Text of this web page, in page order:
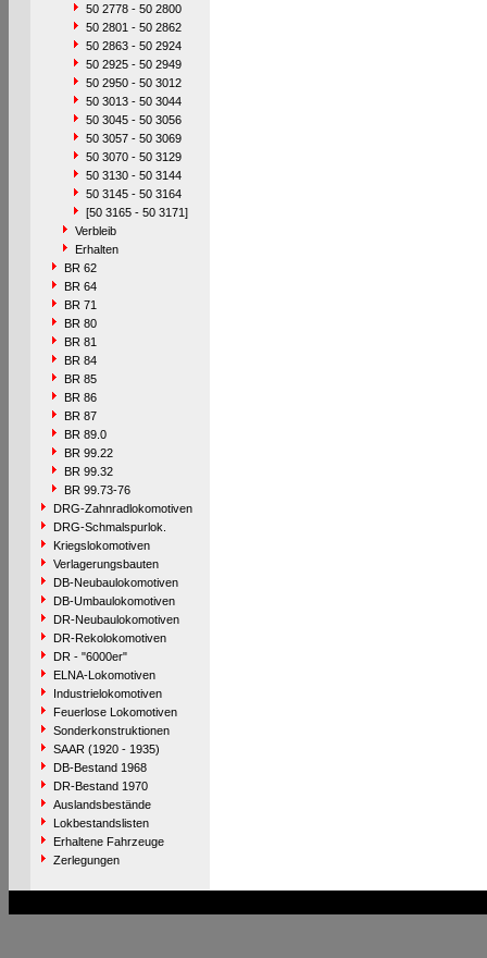
50 2778 - 50 2800
50 2801 - 50 2862
50 2863 - 50 2924
50 2925 - 50 2949
50 2950 - 50 3012
50 3013 - 50 3044
50 3045 - 50 3056
50 3057 - 50 3069
50 3070 - 50 3129
50 3130 - 50 3144
50 3145 - 50 3164
[50 3165 - 50 3171]
Verbleib
Erhalten
BR 62
BR 64
BR 71
BR 80
BR 81
BR 84
BR 85
BR 86
BR 87
BR 89.0
BR 99.22
BR 99.32
BR 99.73-76
DRG-Zahnradlokomotiven
DRG-Schmalspurlok.
Kriegslokomotiven
Verlagerungsbauten
DB-Neubaulokomotiven
DB-Umbaulokomotiven
DR-Neubaulokomotiven
DR-Rekolokomotiven
DR - "6000er"
ELNA-Lokomotiven
Industrielokomotiven
Feuerlose Lokomotiven
Sonderkonstruktionen
SAAR (1920 - 1935)
DB-Bestand 1968
DR-Bestand 1970
Auslandsbestände
Lokbestandslisten
Erhaltene Fahrzeuge
Zerlegungen